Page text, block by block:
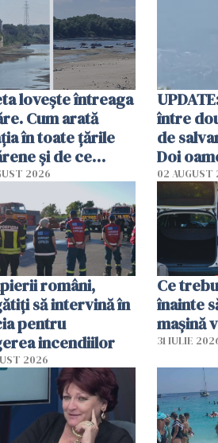
lovește întreaga
Cum arată
în toate țările
și de ce
resimte
deși a plouat
2026
între
de
Doi
02 AUGUST
români,
să intervină în
pentru
incendiilor
2026
Ce
înainte
mașină
31 IULIE